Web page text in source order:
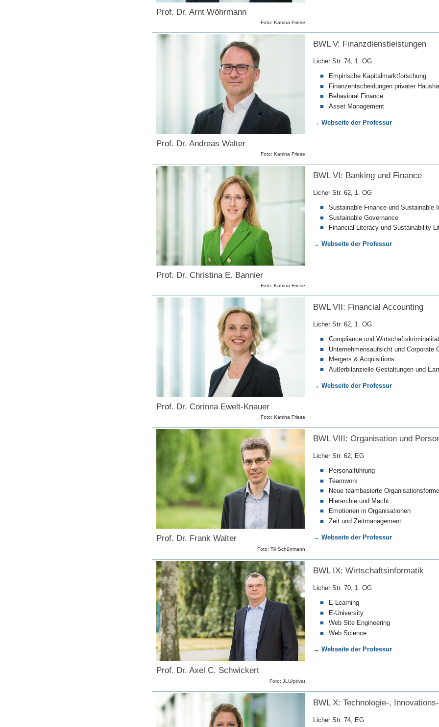
Prof. Dr. Arnt Wöhrmann
Foto: Katrina Friese
Prof. Dr. Andreas Walter
Foto: Katrina Friese
BWL V: Finanzdienstleistungen
Licher Str. 74, 1. OG
Empirische Kapitalmarktforschung
Finanzentscheidungen privater
Behavioral Finance
Asset Management
→ Webseite der Professur
Prof. Dr. Christina E. Bannier
Foto: Katrina Friese
BWL VI: Banking und Finance
Licher Str. 62, 1. OG
Sustainable Finance und Sustainable
Sustainable Governance
Financial Literacy und Sustainability
→ Webseite der Professur
Prof. Dr. Corinna Ewelt-Knauer
Foto: Katrina Friese
BWL VII: Financial Accounting
Licher Str. 62, 1. OG
Compliance und Wirtschaftskriminalität
Unternehmensaufsicht und Corporate
Mergers & Acquisitions
Außerbilanzielle Gestaltungen und
→ Webseite der Professur
Prof. Dr. Frank Walter
Foto: Till Schürrmann
BWL VIII: Organisation und
Licher Str. 62, EG
Personalführung
Teamwork
Neue teambasierte
Hierarchie und Macht
Emotionen in Organisationen
Zeit und Zeitmanagement
→ Webseite der Professur
Prof. Dr. Axel C. Schwickert
Foto: JLU/privat
BWL IX: Wirtschaftsinformatik
Licher Str. 70, 1. OG
E-Learning
E-University
Web Site Engineering
Web Science
→ Webseite der Professur
BWL X: Technologie-,
Licher Str. 74, EG